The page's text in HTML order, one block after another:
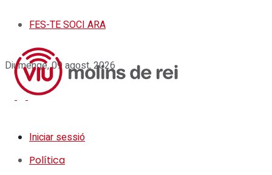
FES-TE SOCI ARA
Diumenge, 09 agost, 2026
Iniciar sessió
Política